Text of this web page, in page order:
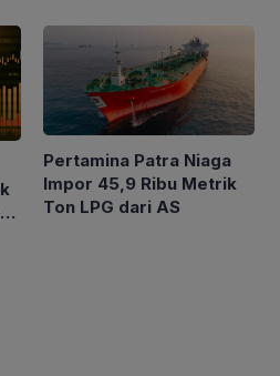
Pertamina Patra Niaga
Impor 45,9 Ribu Metrik
Ton LPG dari AS